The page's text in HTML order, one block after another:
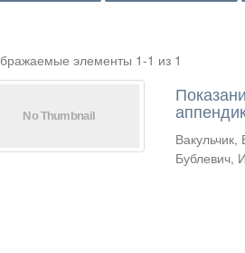
элементы 1-1 из 1
Вакульчик,
Бублевич,